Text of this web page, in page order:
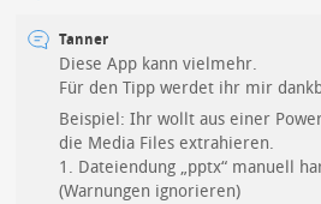
Tanner
Diese App kann vielmehr.
Für den Tipp werdet ihr mir
Beispiel: Ihr wollt aus einer
die Media Files extrahieren.
1. Dateiendung „pptx“ manuell
(Warnungen ignorieren)